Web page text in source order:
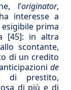
l’originator,
interesse a
prima
[45]: in altra
scontante,
di un credito
de
di prestito,
di più e di